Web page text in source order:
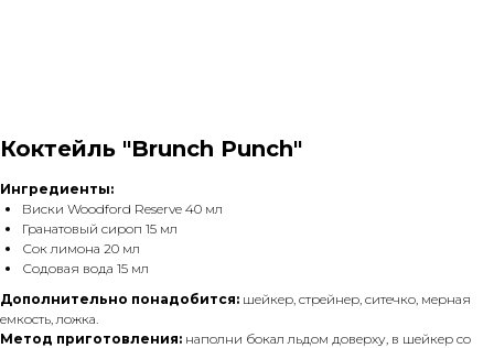
Коктейль "Brunch Punch"
Ингредиенты:
Виски Woodford Reserve 40 мл
Гранатовый сироп 15 мл
Сок лимона 20 мл
Содовая вода 15 мл
Дополнительно понадобится: шейкер, стрейнер, ситечко, мерная
емкость, ложка.
Метод приготовления: наполни бокал льдом доверху, в шейкер со